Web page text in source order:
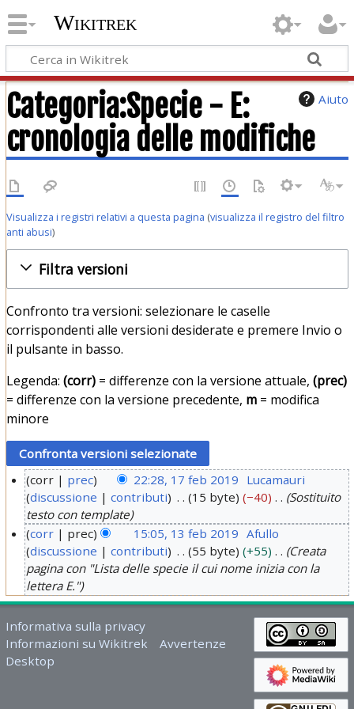
Wikitrek
Aiuto
Categoria:Specie - E:
cronologia delle modifiche
Visualizza i registri relativi a questa pagina (visualizza il registro del filtro
anti abusi)
Filtra versioni
Confronto tra versioni: selezionare le caselle
corrispondenti alle versioni desiderate e premere Invio o
il pulsante in basso.
Legenda: (corr)= differenze con la versione attuale, (prec)
= differenze con la versione precedente, m= modifica
minore
2
0
1
9
corr prec 22:28, 17 feb 2019 Lucamauri
discussione
contributi 15 byte −40
Sostituito
testo con template
f
b
2
corr prec 15:05, 13 feb 2019 Afullo
discussione
contributi 55 byte +55
Creata
pagina con "Lista delle specie il cui nome inizia con la
lettera E."
Informativa sulla privacy
Informazioni su Wikitrek
Avvertenze
Desktop